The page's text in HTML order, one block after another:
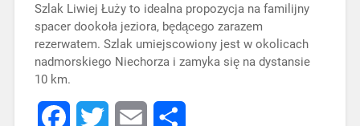
Szlak Liwiej Łuży to idealna propozycja na familijny
spacer dookoła jeziora, będącego zarazem
rezerwatem. Szlak umiejscowiony jest w okolicach
nadmorskiego Niechorza i zamyka się na dystansie
10 km.
FacebookTwitter Email